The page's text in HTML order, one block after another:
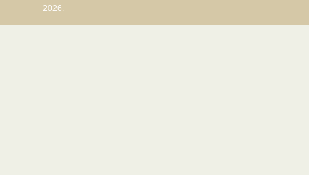
2026.